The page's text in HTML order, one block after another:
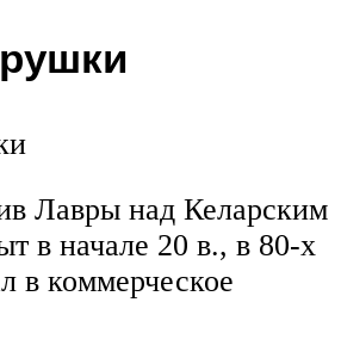
Лавры над Келарским
в начале 20 в., в 80-х
в коммерческое